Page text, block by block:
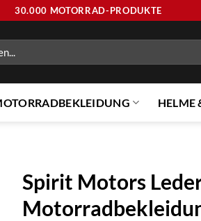
30.000 MOTORRAD-PRODUKTE
HELME
Spirit Motors